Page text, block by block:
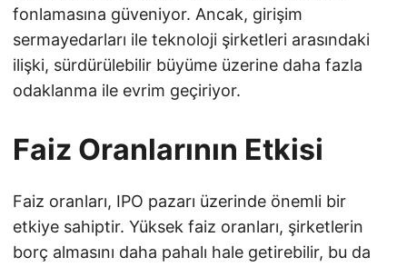
fonlamasına güveniyor. Ancak, girişim
sermayedarları ile teknoloji şirketleri arasındaki
ilişki, sürdürülebilir büyüme üzerine daha fazla
odaklanma ile evrim geçiriyor.
Faiz Oranlarının Etkisi
Faiz oranları, IPO pazarı üzerinde önemli bir
etkiye sahiptir. Yüksek faiz oranları, şirketlerin
borç almasını daha pahalı hale getirebilir, bu da